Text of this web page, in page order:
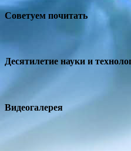
Советуем почитать
Десятилетие науки и
Видеогалерея